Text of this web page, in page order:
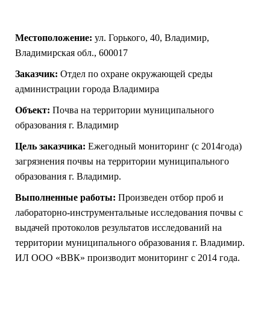
Местоположение: ул. Горького, 40, Владимир,
Владимирская обл., 600017
Заказчик: Отдел по охране окружающей среды
администрации города Владимира
Объект: Почва на территории муниципального
образования г. Владимир
Цель заказчика: Ежегодный мониторинг (с 2014года)
загрязнения почвы на территории муниципального
образования г. Владимир.
Выполненные работы: Произведен отбор проб и
лабораторно-инструментальные исследования почвы с
выдачей протоколов результатов исследований на
территории муниципального образования г. Владимир.
ИЛ ООО «ВВК» производит мониторинг с 2014 года.